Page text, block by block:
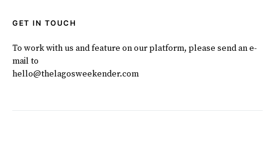
GET IN TOUCH
To work with us and feature on our platform, please send an e-
mail to
hello@thelagosweekender.com